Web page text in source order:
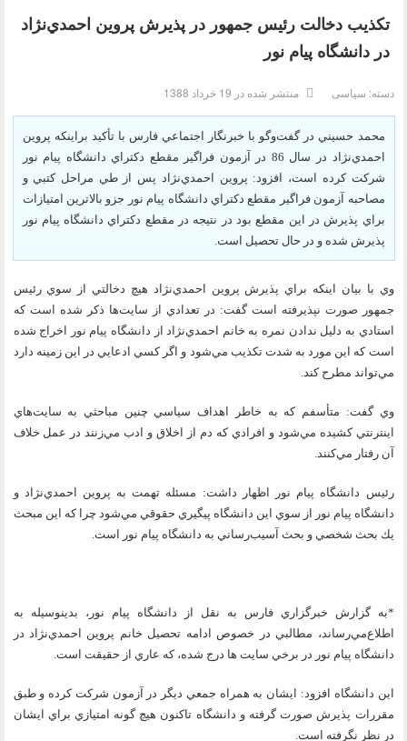
تكذيب دخالت رئيس جمهور در پذيرش پروين احمدي‌نژاد
در دانشگاه پيام نور
دسته: سیاسی منتشر شده در 19 خرداد 1388
محمد حسيني در گفت‌وگو با خبرنگار اجتماعي فارس با تأكيد براينكه پروين
احمدي‌نژاد در سال 86 در آزمون فراگير مقطع دكتراي دانشگاه پيام نور
شركت كرده است، افزود: پروين احمدي‌نژاد پس از طي مراحل كتبي و
مصاحبه آزمون فراگير مقطع دكتراي دانشگاه پيام نور جزو بالاترين امتيازات
براي پذيرش در اين مقطع بود در نتيجه در مقطع دكتراي دانشگاه پيام نور
پذيرش شده و در حال تحصيل است.
وي با بيان اينكه براي پذيرش پروين احمدي‌نژاد هيچ دخالتي از سوي رئيس
جمهور صورت نپذيرفته است گفت: در تعدادي از سايت‌ها ذكر شده است كه
استادي به دليل ندادن نمره به خانم احمدي‌نژاد از دانشگاه پيام نور اخراج شده
است كه اين مورد به شدت تكذيب مي‌شود و اگر كسي ادعايي در اين زمينه دارد
مي‌تواند مطرح كند.
وي گفت:‌ متأسفم كه به خاطر اهداف سياسي چنين مباحثي به سايت‌هاي
اينترنتي كشيده مي‌شود و افرادي كه دم از اخلاق و ادب مي‌زنند در عمل خلاف
آن رفتار مي‌كنند.
رئيس دانشگاه پيام نور اظهار داشت: مسئله تهمت به پروين احمدي‌نژاد و
دانشگاه پيام نور از سوي اين دانشگاه پيگيري حقوقي مي‌شود چرا كه اين مبحث
يك بحث شخصي و بحث آسيب‌رساني به دانشگاه پيام نور است.
*به گزارش خبرگزاري فارس به نقل از دانشگاه پيام نور، بدينوسيله به
اطلاع‌مي‌رساند، مطالبي در خصوص ادامه تحصيل خانم پروين احمدي‌نژاد در
دانشگاه پيام نور در برخي سايت ها درج شده، كه عاري از حقيقت است.
اين دانشگاه افزود: ايشان به همراه جمعي ديگر در آزمون شركت كرده و طبق
مقررات پذيرش صورت گرفته و دانشگاه تاكنون هيچ گونه امتيازي براي ايشان
در نظر نگرفته است.